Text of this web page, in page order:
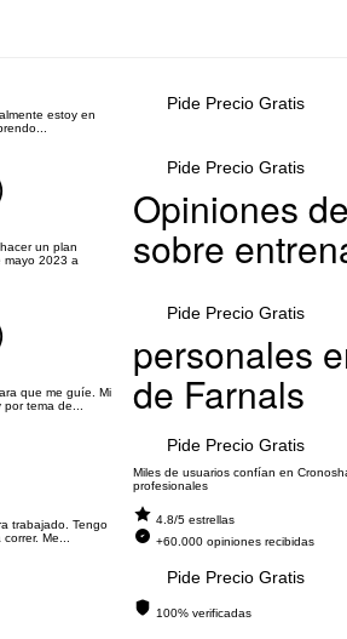
estoy en
Pide Precio Gratis
un plan
mayo 2023 a
Pide Precio Gratis
que me guíe. Mi
tema de...
Pide Precio Gratis
trabajado. Tengo
Me...
Pide Precio Gratis
Pide Precio Gratis
Opiniones
sobre
personales
de Farnals
Miles de usuarios confían en
profesionales
4.8/5 estrellas
+60.000 opiniones recibidas
100% verificadas